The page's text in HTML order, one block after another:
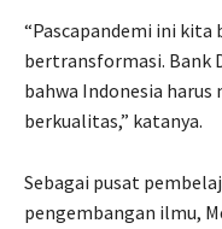
“Pascapandemi ini
bertransformasi. Bank
bahwa Indonesia
berkualitas,” katanya.
Sebagai pusat
pengembangan ilmu,